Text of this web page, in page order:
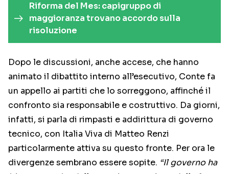
Riforma del Mes: capigruppo di
maggioranza trovano accordo sulla
risoluzione
Dopo le discussioni, anche accese, che hanno
animato il dibattito interno all’esecutivo, Conte fa
un appello ai partiti che lo sorreggono, affinché il
confronto sia responsabile e costruttivo. Da giorni,
infatti, si parla di rimpasti e addirittura di governo
tecnico, con Italia Viva di Matteo Renzi
particolarmente attiva su questo fronte. Per ora le
divergenze sembrano essere sopite. “Il governo ha